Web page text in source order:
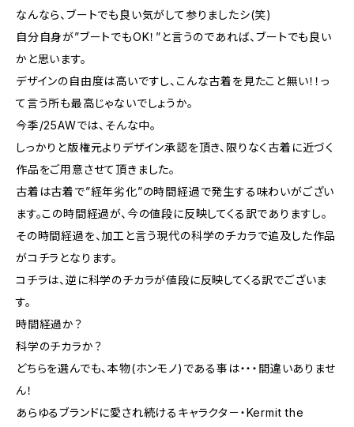
なんなら、ブートでも良い気がして参りましたシ(笑)
自分自身が”ブートでもOK！”と言うのであれば、ブートでも良い
かと思います。
デザインの自由度は高いですし、こんな古着を見たこと無い！！っ
て言う所も最高じゃないでしょうか。
今季/25AWでは、そんな中。
しっかりと版権元よりデザイン承認を頂き、限りなく古着に近づく
作品をご用意させて頂きました。
古着は古着で”経年劣化”の時間経過で発生する味わいがござい
ます。この時間経過が、今の値段に反映してくる訳でありますし。
その時間経過を、加工と言う現代の科学のチカラで追及した作品
がコチラとなります。
コチラは、逆に科学のチカラが値段に反映してくる訳でございま
す。
時間経過か？
科学のチカラか？
どちらを選んでも、本物(ホンモノ)である事は・・・間違いありませ
ん！
あらゆるブランドに愛され続けるキャラクタ－・Kermit the